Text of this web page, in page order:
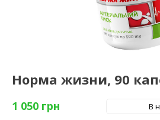
Норма жизни, 90
1 050 грн В